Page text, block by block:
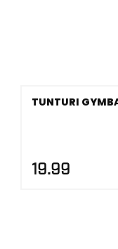
TUNTURI
19.99